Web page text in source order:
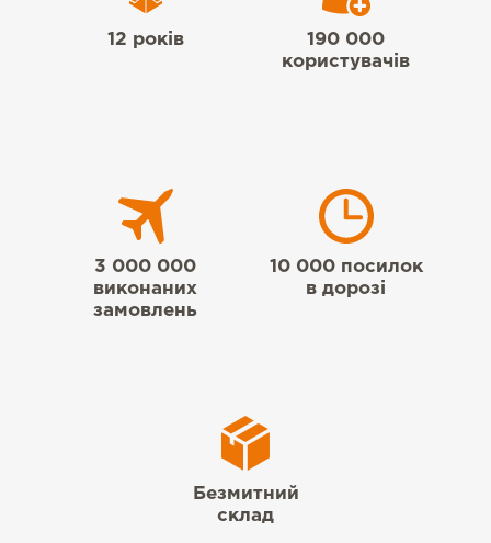
12 років
190 000
користувачів
3 000 000
виконаних
замовлень
10 000 посилок
в дорозі
Безмитний
склад